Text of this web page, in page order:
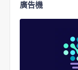
廣告機